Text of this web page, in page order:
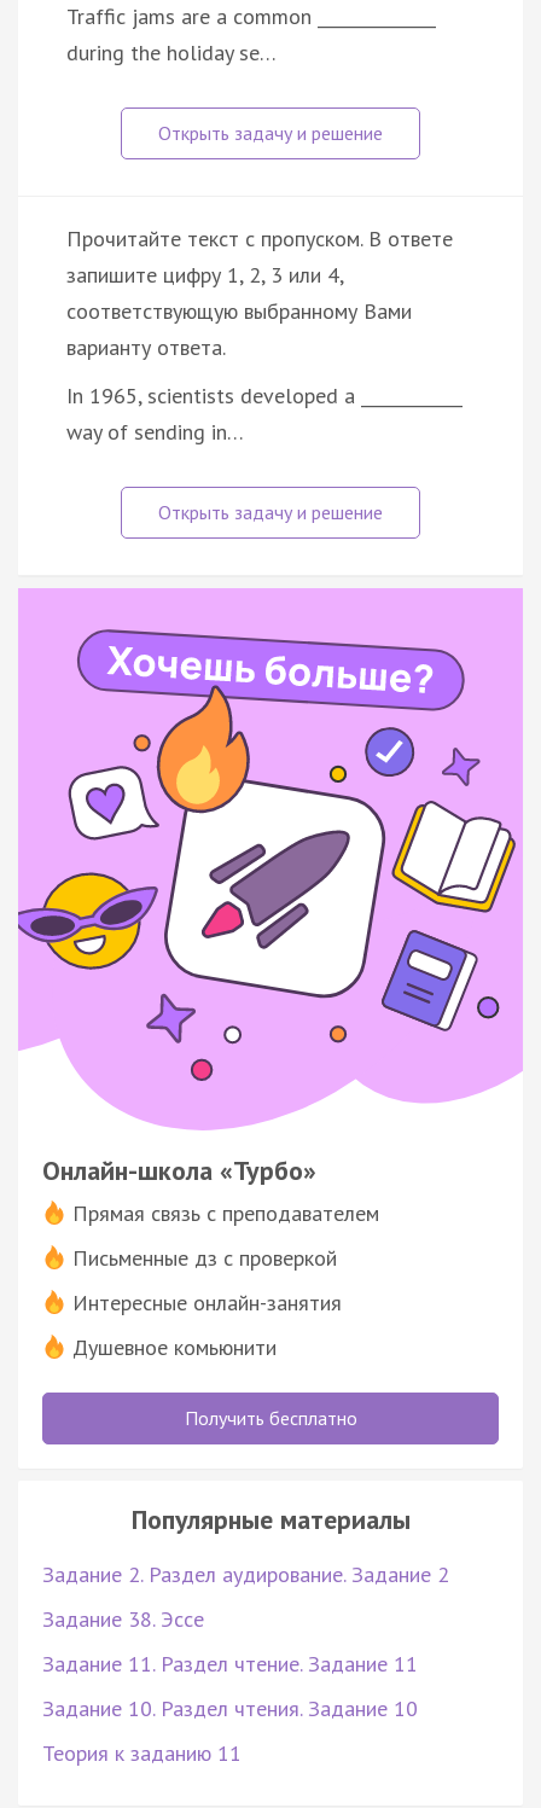
Traffic jams are a common ______________
during the holiday se…
Прочитайте текст с пропуском. В ответе
запишите цифру 1, 2, 3 или 4,
соответствующую выбранному Вами
варианту ответа.
In 1965, scientists developed a ____________
way of sending in…
Онлайн-школа «Турбо»
Прямая связь с преподавателем
Письменные дз с проверкой
Интересные онлайн-занятия
Душевное комьюнити
Получить бесплатно
Популярные материалы
Задание 2. Раздел аудирование. Задание 2
Задание 38. Эссе
Задание 11. Раздел чтение. Задание 11
Задание 10. Раздел чтения. Задание 10
Теория к заданию 11